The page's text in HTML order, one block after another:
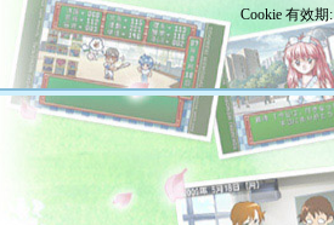
Cookie 有效期: